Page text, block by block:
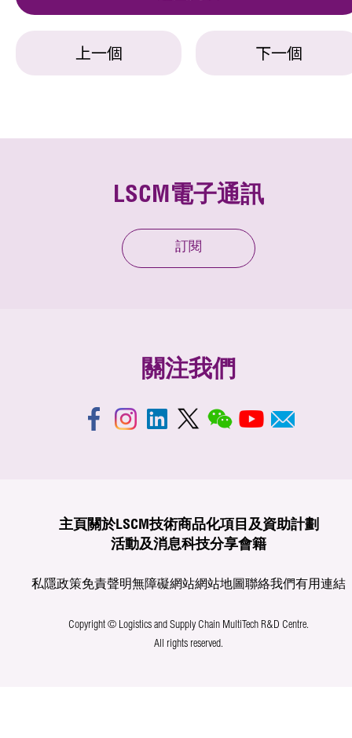
上一個 下一個
LSCM電子通訊
訂閱
關注我們
主頁 關於LSCM技術商品化項目及資助計劃
活動及消息科技分享會籍
私隱政策免責聲明無障礙網站網站地圖聯絡我們有用連結
Copyright © Logistics and Supply Chain MultiTech R&D Centre.
All rights reserved.